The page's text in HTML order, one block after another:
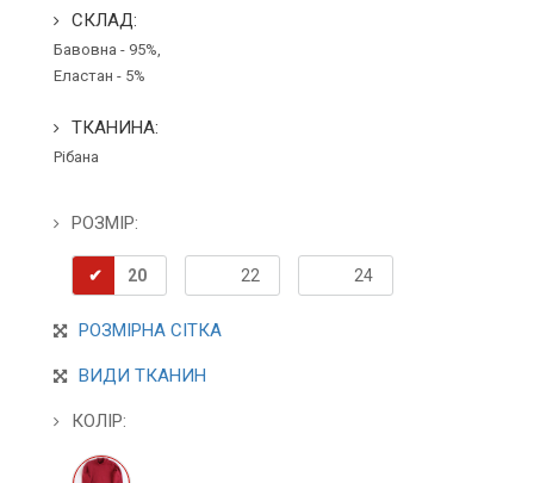
СКЛАД:
Бавовна - 95%,
Еластан - 5%
ТКАНИНА:
Рібана
РОЗМІР:
20 22 24
РОЗМІРНА СІТКА
ВИДИ ТКАНИН
КОЛІР: